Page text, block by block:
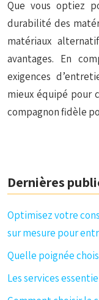
Que vous optiez
durabilité des
matériaux
avantages. En
exigences
mieux équipé pour
compagnon fidèle
Dernières
Optimisez votre
sur mesure pour
Quelle poignée
Les services